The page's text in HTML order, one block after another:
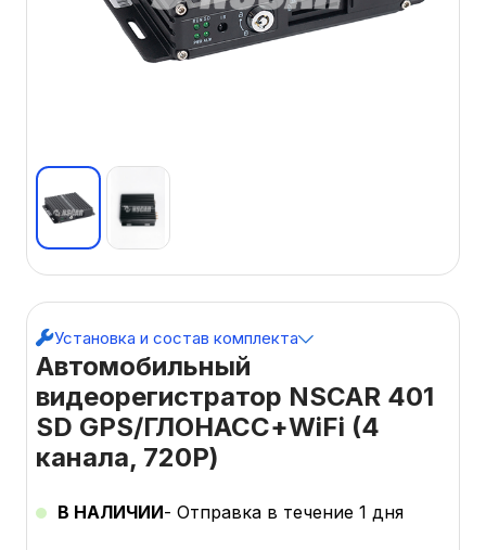
Автомобильный
видеорегистратор NSCAR 401
SD GPS/ГЛОНАСС+WiFi (4
канала, 720Р)
В НАЛИЧИИ- Отправка в течение 1 дня
Установка и состав комплекта